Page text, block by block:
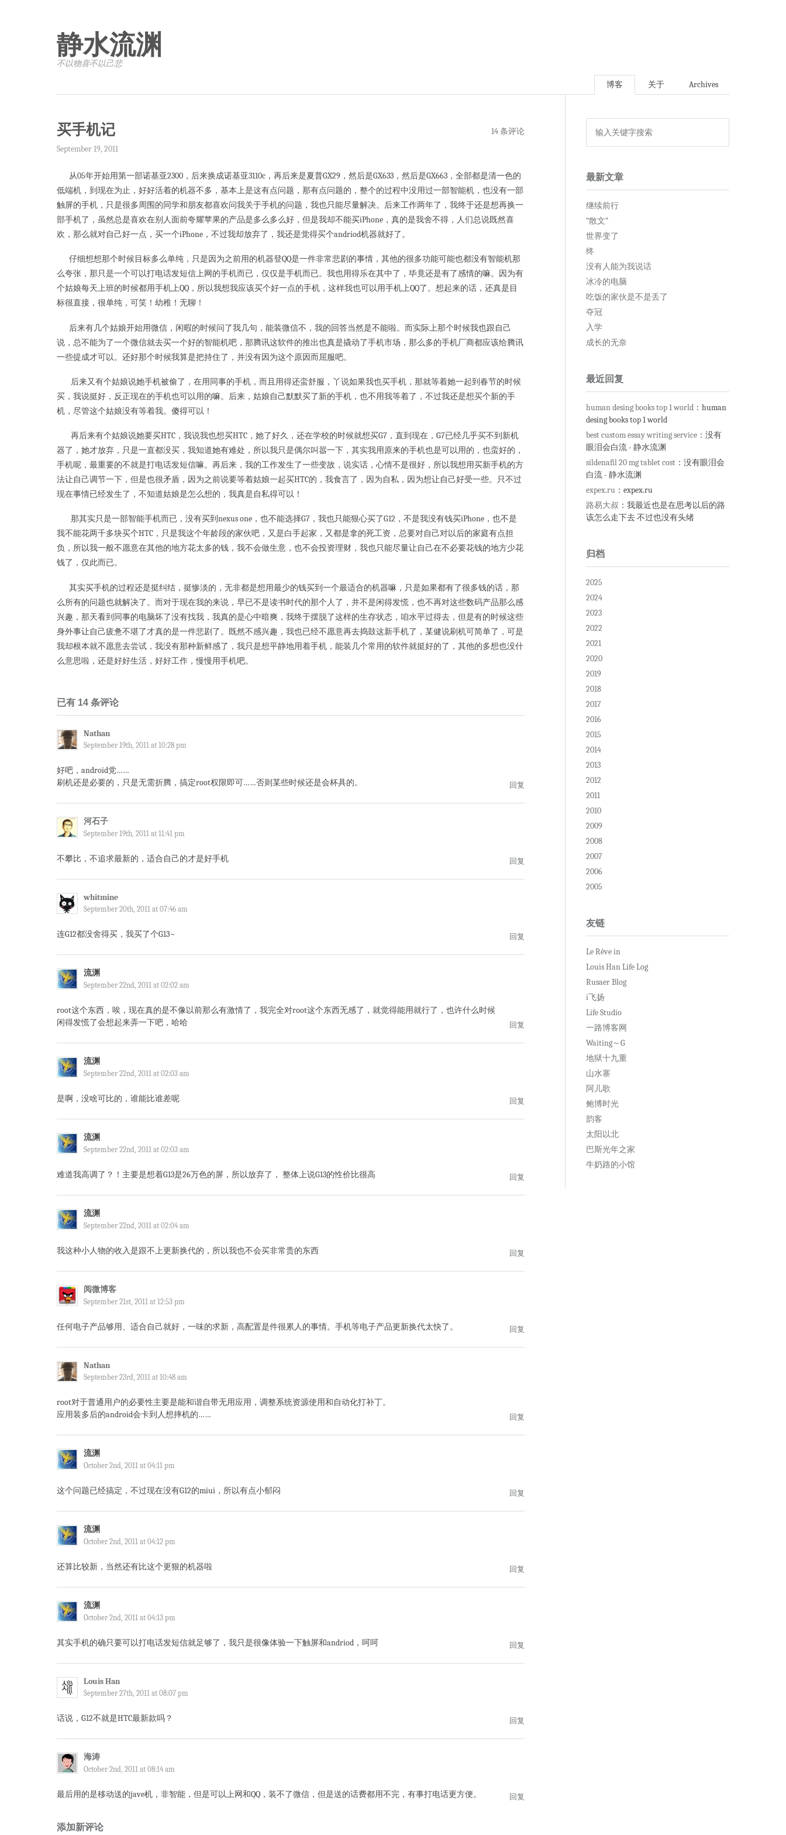
静水流渊
不以物喜·不以己悲
博客 关于 Archives
买手机记
September 19, 2011
14 条评论
从05年开始用第一部诺基亚2300，后来换成诺基亚3110c，再后来是夏普GX29，然后是GX633，然后是GX663，全部都是清一色的
低端机，到现在为止，好好活着的机器不多，基本上是这有点问题，那有点问题的，整个的过程中没用过一部智能机，也没有一部
触屏的手机，只是很多周围的同学和朋友都喜欢问我关于手机的问题，我也只能尽量解决。后来工作两年了，我终于还是想再换一
部手机了，虽然总是喜欢在别人面前夸耀苹果的产品是多么多么好，但是我却不能买iPhone，真的是我舍不得，人们总说既然喜
欢，那么就对自己好一点，买一个iPhone，不过我却放弃了，我还是觉得买个andriod机器就好了。
仔细想想那个时候目标多么单纯，只是因为之前用的机器登QQ是一件非常悲剧的事情，其他的很多功能可能也都没有智能机那
么夸张，那只是一个可以打电话发短信上网的手机而已，仅仅是手机而已。我也用得乐在其中了，毕竟还是有了感情的嘛。因为有
个姑娘每天上班的时候都用手机上QQ，所以我想我应该买个好一点的手机，这样我也可以用手机上QQ了。想起来的话，还真是目
标很直接，很单纯，可笑！幼稚！无聊！
后来有几个姑娘开始用微信，闲暇的时候问了我几句，能装微信不，我的回答当然是不能啦。而实际上那个时候我也跟自己
说，总不能为了一个微信就去买一个好的智能机吧，那腾讯这软件的推出也真是撬动了手机市场，那么多的手机厂商都应该给腾讯
一些提成才可以。还好那个时候我算是把持住了，并没有因为这个原因而屈服吧。
后来又有个姑娘说她手机被偷了，在用同事的手机，而且用得还蛮舒服，丫说如果我也买手机，那就等着她一起到春节的时候
买，我说挺好，反正现在的手机也可以用的嘛。后来，姑娘自己默默买了新的手机，也不用我等着了，不过我还是想买个新的手
机，尽管这个姑娘没有等着我。傻得可以！
再后来有个姑娘说她要买HTC，我说我也想买HTC，她了好久，还在学校的时候就想买G7，直到现在，G7已经几乎买不到新机
器了，她才放弃，只是一直都没买，我知道她有难处，所以我只是偶尔叫嚣一下，其实我用原来的手机也是可以用的，也蛮好的，
手机呢，最重要的不就是打电话发短信嘛。再后来，我的工作发生了一些变故，说实话，心情不是很好，所以我想用买新手机的方
法让自己调节一下，但是也很矛盾，因为之前说要等着姑娘一起买HTC的，我食言了，因为自私，因为想让自己好受一些。只不过
现在事情已经发生了，不知道姑娘是怎么想的，我真是自私得可以！
那其实只是一部智能手机而已，没有买到nexus one，也不能选择G7，我也只能狠心买了G12，不是我没有钱买iPhone，也不是
我不能花两千多块买个HTC，只是我这个年龄段的家伙吧，又是白手起家，又都是拿的死工资，总要对自己对以后的家庭有点担
负，所以我一般不愿意在其他的地方花太多的钱，我不会做生意，也不会投资理财，我也只能尽量让自己在不必要花钱的地方少花
钱了，仅此而已。
其实买手机的过程还是挺纠结，挺惨淡的，无非都是想用最少的钱买到一个最适合的机器嘛，只是如果都有了很多钱的话，那
么所有的问题也就解决了。而对于现在我的来说，早已不是读书时代的那个人了，并不是闲得发慌，也不再对这些数码产品那么感
兴趣，那天看到同事的电脑坏了没有找我，我真的是心中暗爽，我终于摆脱了这样的生存状态，咱水平过得去，但是有的时候这些
身外事让自己疲惫不堪了才真的是一件悲剧了。既然不感兴趣，我也已经不愿意再去捣鼓这新手机了，某健说刷机可简单了，可是
我却根本就不愿意去尝试，我没有那种新鲜感了，我只是想平静地用着手机，能装几个常用的软件就挺好的了，其他的多想也没什
么意思啦，还是好好生活，好好工作，慢慢用手机吧。
已有 14 条评论
Nathan
September 19th, 2011 at 10:28 pm
好吧，android党……
刷机还是必要的，只是无需折腾，搞定root权限即可……否则某些时候还是会杯具的。
回复
河石子
September 19th, 2011 at 11:41 pm
不攀比，不追求最新的，适合自己的才是好手机 回复
whitmine
September 20th, 2011 at 07:46 am
连G12都没舍得买，我买了个G13~ 回复
流渊
September 22nd, 2011 at 02:02 am
root这个东西，唉，现在真的是不像以前那么有激情了，我完全对root这个东西无感了，就觉得能用就行了，也许什么时候
闲得发慌了会想起来弄一下吧，哈哈
回复
流渊
September 22nd, 2011 at 02:03 am
是啊，没啥可比的，谁能比谁差呢 回复
流渊
September 22nd, 2011 at 02:03 am
难道我高调了？！主要是想着G13是26万色的屏，所以放弃了， 整体上说G13的性价比很高 回复
流渊
September 22nd, 2011 at 02:04 am
我这种小人物的收入是跟不上更新换代的，所以我也不会买非常贵的东西 回复
阅微博客
September 21st, 2011 at 12:53 pm
任何电子产品够用、适合自己就好，一味的求新，高配置是件很累人的事情。手机等电子产品更新换代太快了。 回复
Nathan
September 23rd, 2011 at 10:48 am
root对于普通用户的必要性主要是能和谐自带无用应用，调整系统资源使用和自动化打补丁。
应用装多后的android会卡到人想摔机的……
回复
流渊
October 2nd, 2011 at 04:11 pm
这个问题已经搞定，不过现在没有G12的miui，所以有点小郁闷 回复
流渊
October 2nd, 2011 at 04:12 pm
还算比较新，当然还有比这个更狠的机器啦 回复
流渊
October 2nd, 2011 at 04:13 pm
其实手机的确只要可以打电话发短信就足够了，我只是很像体验一下触屏和andriod，呵呵 回复
Louis Han
September 27th, 2011 at 08:07 pm
话说，G12不就是HTC最新款吗？ 回复
海涛
October 2nd, 2011 at 08:14 am
最后用的是移动送的jave机，非智能，但是可以上网和QQ，装不了微信，但是送的话费都用不完，有事打电话更方便。 回复
添加新评论
最新文章
继续前行
“散文”
世界变了
终
没有人能为我说话
冰冷的电脑
吃饭的家伙是不是丢了
夺冠
入学
成长的无奈
最近回复
human desing books top 1 world ：human
desing books top 1 world
best custom essay writing service ：没有
眼泪会白流 - 静水流渊
sildenafil 20 mg tablet cost ：没有眼泪会
白流 - 静水流渊
expex.ru ：expex.ru
路易大叔 ：我最近也是在思考以后的路
该怎么走下去 不过也没有头绪
归档
2025
2024
2023
2022
2021
2020
2019
2018
2017
2016
2015
2014
2013
2012
2011
2010
2009
2008
2007
2006
2005
友链
Le Rêve in
Louis Han Life Log
Rusaer Blog
i飞扬
Life Studio
一路博客网
Waiting～G
地狱十九重
山水寨
阿儿歌
鲍博时光
韵客
太阳以北
巴斯光年之家
牛奶路的小馆